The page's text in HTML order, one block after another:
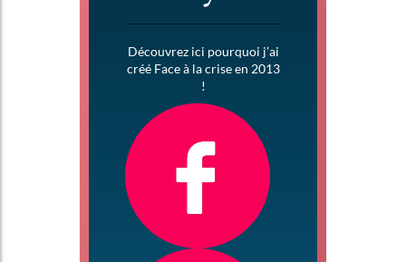
Découvrez ici pourquoi j’ai
créé Face à la crise en 2013
!